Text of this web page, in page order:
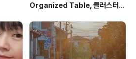
Organized Table, 클러스터